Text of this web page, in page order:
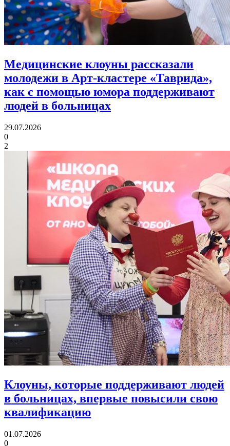
Медицинские клоуны рассказали
молодежи в Арт-кластере «Таврида»,
как с помощью юмора поддерживают
людей в больницах
29.07.2026
0
2
Клоуны, которые поддерживают людей
в больницах, впервые повысили свою
квалификацию
01.07.2026
0